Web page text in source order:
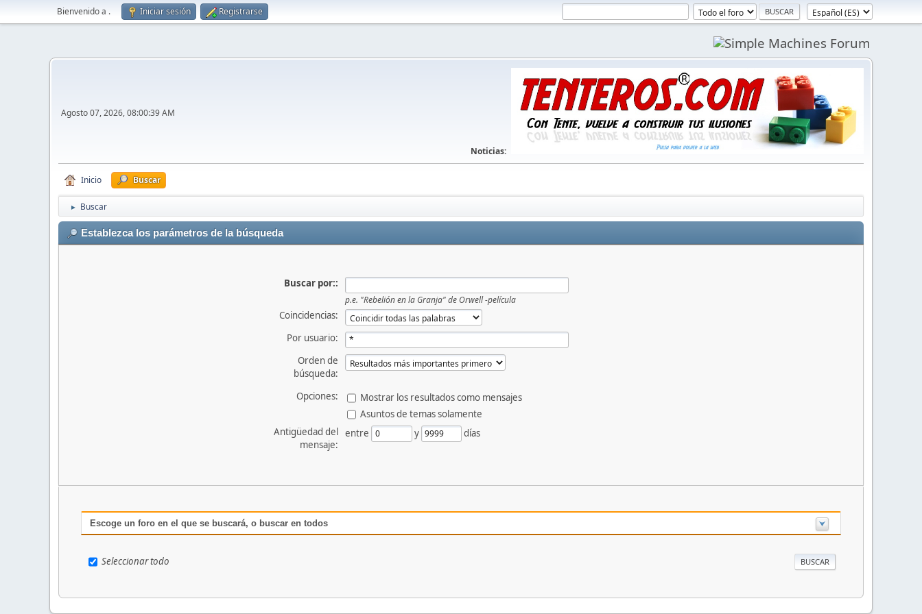
Bienvenido a . Iniciar sesión Registrarse
Agosto 07, 2026, 08:00:39 AM
Noticias:
Inicio Buscar
► Buscar
Establezca los parámetros de la búsqueda
Buscar por::
p.e. "Rebelión en la Granja" de Orwell -película
Coincidencias:
Por usuario:
Orden de
búsqueda:
Opciones:
Mostrar los resultados como mensajes
Asuntos de temas solamente
Antigüedad del
mensaje:
entre y días
Escoge un foro en el que se buscará, o buscar en todos
Seleccionar todo